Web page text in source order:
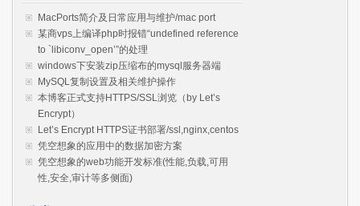
MacPorts简介及日常应用与维护/mac port
某商vps上编译php时报错“undefined reference
to `libiconv_open’”的处理
windows下安装zip压缩布的mysql服务器端
MySQL复制设置及相关维护操作
本博客正式支持HTTPS/SSL浏览（by Let’s
Encrypt）
Let’s Encrypt HTTPS证书部署/ssl,nginx,centos
凭空想象的应用中的数据加密方案
凭空想象的web功能开发标准(性能,负载,可用
性,安全,审计等多侧面)